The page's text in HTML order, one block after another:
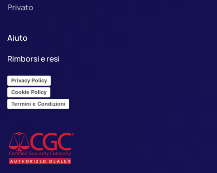
Privato
Aiuto
Rimborsi e resi
Privacy Policy
Cookie Policy
Termini e Condizioni